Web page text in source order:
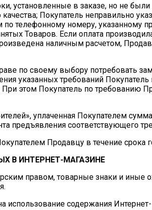
установленные в заказе, но не
Покупатель неправильно
телефонному номеру, указанному
Товаров. Если оплата
наличным расчетом,
по своему выбору потребовать
указанных требований Покупатель
этом Покупатель по требованию
уплаченная Покупателем
предъявления соответствующего
Продавцу в течение срока
В ИНТЕРНЕТ-МАГАЗИНЕ
правом, товарные знаки и
содержания